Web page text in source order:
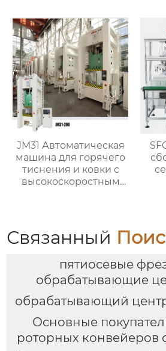
формовочная машина
для латунного клапана
JM31 Автоматическая
машина для горячего
тиснения и ковки с
высокоскоростным
Связанный
пятиосевые
обрабатывающие
обрабатывающий
Основные
роторных конвейеров